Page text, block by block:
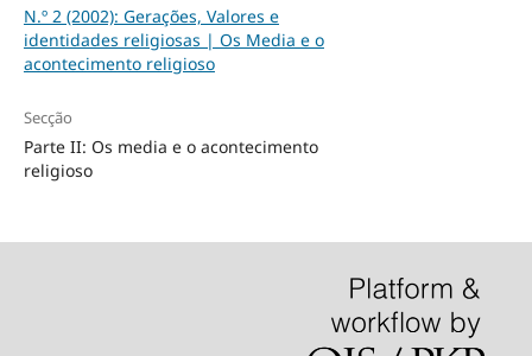
N.º 2 (2002): Gerações, Valores e
identidades religiosas | Os Media e o
acontecimento religioso
Secção
Parte II: Os media e o acontecimento
religioso